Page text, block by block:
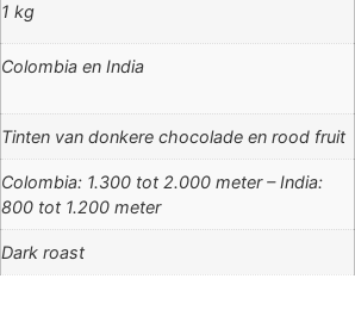
1 kg
Colombia en India
Tinten van donkere chocolade en rood fruit
Colombia: 1.300 tot 2.000 meter – India:
800 tot 1.200 meter
Dark roast